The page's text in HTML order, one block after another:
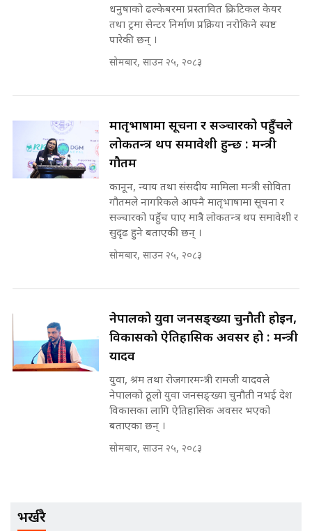
सहकारी पीडितसँग मन्त्री प्रतिभा रावलले
भनिन्–साथ दिनुहोस्, दबाब होइन ||
Sidhakura || Pratibha Rawal
रसुवाकाे भाङ्गे झरना | Bhange
Waterfall of Rasuwa ||
SIDHAKURA ||
SIDHAKURA ||
७८ लाख घुस खाने मन्त्री ! जोगाउने
SIDHAKURA INVESTIGATION
मन्त्री र पूर्व मन्त्रीको ७८ लाख घुस डिलको
अडियो | FULL AUDIO |
SIDHAKURA |
पूर्व मन्त्री रञ्जिता || SIDHAKURA
मन्त्रीले घुस डिल गरेको अडियो ! दुई झोला
SIDHAKURA INVESTIGATION |
मृतकका परिवारप्रति मेडिकल काउन्सीलको
|| THE REPORTER ||
धनुषाको ढल्केबरमा प्रस्तावित क्रिटिकल केयर
तथा ट्रमा सेन्टर निर्माण प्रक्रिया नरोकिने स्पष्ट
पारेकी छन् ।
सोमबार, साउन २५, २०८३
मातृभाषामा सूचना र सञ्चारको पहुँचले
लोकतन्त्र थप समावेशी हुन्छ : मन्त्री
गौतम
कानून, न्याय तथा संसदीय मामिला मन्त्री सोविता
गौतमले नागरिकले आफ्नै मातृभाषामा सूचना र
सञ्चारको पहुँच पाए मात्रै लोकतन्त्र थप समावेशी र
सुदृढ हुने बताएकी छन् ।
सोमबार, साउन २५, २०८३
नेपालको युवा जनसङ्ख्या चुनौती होइन,
विकासको ऐतिहासिक अवसर हो : मन्त्री
यादव
युवा, श्रम तथा रोजगारमन्त्री रामजी यादवले
नेपालको ठूलो युवा जनसङ्ख्या चुनौती नभई देश
विकासका लागि ऐतिहासिक अवसर भएको
बताएका छन् ।
सोमबार, साउन २५, २०८३
भर्खरै